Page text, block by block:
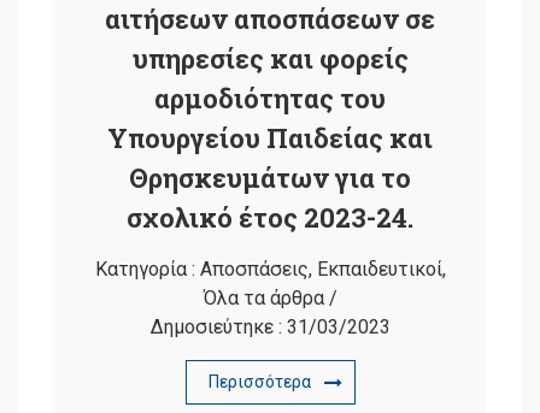
αιτήσεων αποσπάσεων σε
υπηρεσίες και φορείς
αρμοδιότητας του
Υπουργείου Παιδείας και
Θρησκευμάτων για το
σχολικό έτος 2023-24.
Κατηγορία : Αποσπάσεις, Εκπαιδευτικοί,
Όλα τα άρθρα/
Δημοσιεύτηκε : 31/03/2023
Περισσότερα